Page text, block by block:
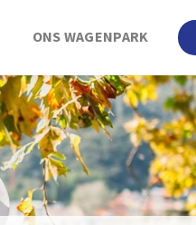
ONS WAGENPARK